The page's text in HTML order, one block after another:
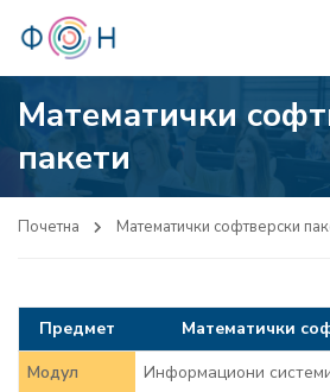
Математички
пакети
Почетна Математички софтверски
Предмет
Математички
Модул
Информациони